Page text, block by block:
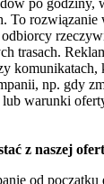
po godziny,
To
trasach.
komunikatach,
np. gdy
warunki
z naszej
od początku